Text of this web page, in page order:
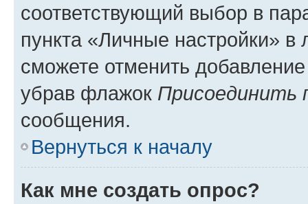
соответствующий выбор в
пункта «Личные настройки»
сможете отменить
убрав флажок Присоединить
сообщения.
Вернуться к началу
Как мне создать опрос?